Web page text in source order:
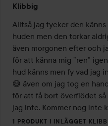
2
av
5
Klibbig
Alltså jag tycker den
huden men den torkar
även morgonen efter och
för att känna mig ”ren”
hud känns men fy vad jag
😅 även om jag tog en
för att få bort överflödet
jag inte. Kommer nog inte
1 PRODUKT I INLÄGGET